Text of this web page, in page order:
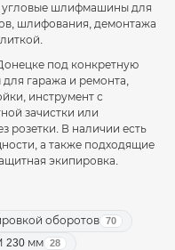
угловые шлифмашины для
шлифования, демонтажа
под конкретную
гаража и ремонта,
инструмент с
зачистки или
розетки. В наличии есть
а также подходящие
экипировка.
оборотов 70
мм 28